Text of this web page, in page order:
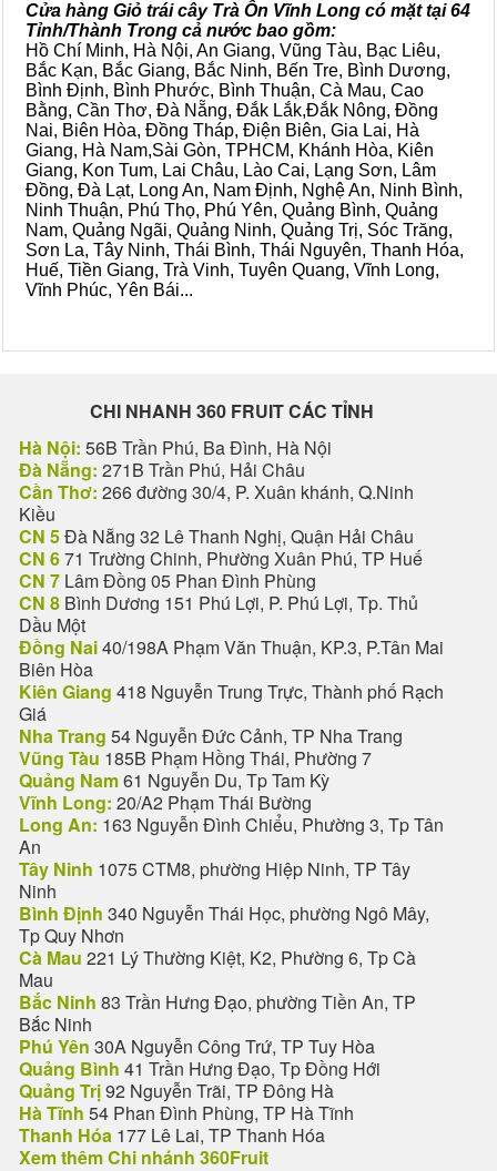
Cửa hàng Giỏ trái cây Trà Ôn Vĩnh Long có mặt tại 64
Tỉnh/Thành Trong cả nước bao gồm:
Hồ Chí Minh, Hà Nội, An Giang, Vũng Tàu, Bạc Liêu,
Bắc Kạn, Bắc Giang, Bắc Ninh, Bến Tre, Bình Dương,
Bình Định, Bình Phước, Bình Thuận, Cà Mau, Cao
Bằng, Cần Thơ, Đà Nẵng, Đắk Lắk,Đắk Nông, Đồng
Nai, Biên Hòa, Đồng Tháp, Điện Biên, Gia Lai, Hà
Giang, Hà Nam,Sài Gòn, TPHCM, Khánh Hòa, Kiên
Giang, Kon Tum, Lai Châu, Lào Cai, Lạng Sơn, Lâm
Đồng, Đà Lạt, Long An, Nam Định, Nghệ An, Ninh Bình,
Ninh Thuận, Phú Thọ, Phú Yên, Quảng Bình, Quảng
Nam, Quảng Ngãi, Quảng Ninh, Quảng Trị, Sóc Trăng,
Sơn La, Tây Ninh, Thái Bình, Thái Nguyên, Thanh Hóa,
Huế, Tiền Giang, Trà Vinh, Tuyên Quang, Vĩnh Long,
Vĩnh Phúc, Yên Bái...
CHI NHANH 360 FRUIT CÁC TỈNH
Hà Nội: 56B Trần Phú, Ba Đình, Hà Nội
Đà Nẵng: 271B Trần Phú, Hải Châu
Cần Thơ: 266 đường 30/4, P. Xuân khánh, Q.Ninh
Kiều
CN 5Đà Nẵng 32 Lê Thanh Nghị, Quận Hải Châu
CN 671 Trường Chinh, Phường Xuân Phú, TP Huế
CN 7 Lâm Đồng 05 Phan Đình Phùng
CN 8 Bình Dương 151 Phú Lợi, P. Phú Lợi, Tp. Thủ
Dầu Một
Đồng Nai40/198A Phạm Văn Thuận, KP.3, P.Tân Mai
Biên Hòa
Kiên Giang 418 Nguyễn Trung Trực, Thành phố Rạch
Giá
Nha Trang 54 Nguyễn Đức Cảnh, TP Nha Trang
Vũng Tàu 185B Phạm Hồng Thái, Phường 7
Quảng Nam61 Nguyễn Du, Tp Tam Kỳ
Vĩnh Long: 20/A2 Phạm Thái Bường
Long An: 163 Nguyễn Đình Chiểu, Phường 3, Tp Tân
An
Tây Ninh 1075 CTM8, phường Hiệp Ninh, TP Tây
Ninh
Bình Định 340 Nguyễn Thái Học, phường Ngô Mây,
Tp Quy Nhơn
Cà Mau 221 Lý Thường Kiệt, K2, Phường 6, Tp Cà
Mau
Bắc Ninh 83 Trần Hưng Đạo, phường Tiền An, TP
Bắc Ninh
Phú Yên 30A Nguyễn Công Trứ, TP Tuy Hòa
Quảng Bình 41 Trần Hưng Đạo, Tp Đồng Hới
Quảng Trị92 Nguyễn Trãi, TP Đông Hà
Hà Tĩnh 54 Phan Đình Phùng, TP Hà Tĩnh
Thanh Hóa 177 Lê Lai, TP Thanh Hóa
Xem thêm Chi nhánh 360Fruit